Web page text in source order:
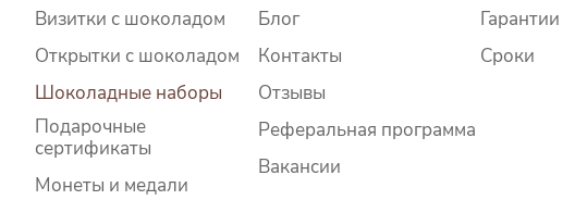
Визитки с шоколадом
Открытки с шоколадом
Шоколадные наборы
Подарочные
сертификаты
Монеты и медали
Блог
Контакты
Отзывы
Реферальная программа
Вакансии
Гарантии
Сроки